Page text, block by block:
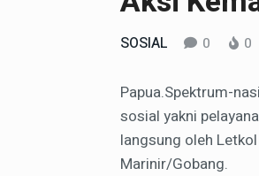
SOSIAL 0 0
Papua.Spektrum-
sosial yakni
langsung oleh
Marinir/Gobang.